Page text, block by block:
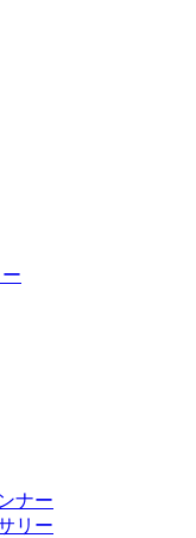
ナー
リー